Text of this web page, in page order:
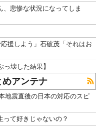
、悲惨な状況になってしま
援しよう」石破茂「それはお
っ壊した結果】
アンテナ
地震直後の日本の対応のスピ
って好きじゃないの？